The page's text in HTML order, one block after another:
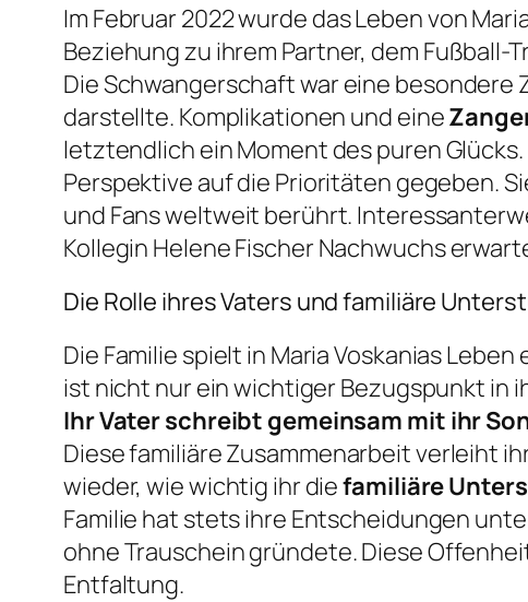
Im Februar 2022 wurde das Leben von
Beziehung zu ihrem Partner, dem Fußball-
Die Schwangerschaft war eine
darstellte. Komplikationen und eine
letztendlich ein Moment des puren
Perspektive auf die Prioritäten gegeben.
und Fans weltweit berührt.
Kollegin Helene Fischer Nachwuchs
Die Rolle ihres Vaters und familiäre
Die Familie spielt in Maria Voskanias
ist nicht nur ein wichtiger Bezugspunkt in
Ihr Vater schreibt gemeinsam mit ihr
Diese familiäre Zusammenarbeit verleiht
wieder, wie wichtig ihr diefamiliäre
Familie hat stets ihre Entscheidungen
ohne Trauschein gründete. Diese
Entfaltung.